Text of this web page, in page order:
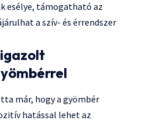
esélye, támogatható az
a szív- és érrendszer
már, hogy a gyömbér
hatással lehet az